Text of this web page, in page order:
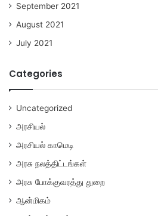
September 2021
August 2021
July 2021
Categories
Uncategorized
அரசியல்
அரசியல் காமெடி
அரசு நலத்திட்டங்கள்
அரசு போக்குவரத்து துறை
ஆன்மிகம்